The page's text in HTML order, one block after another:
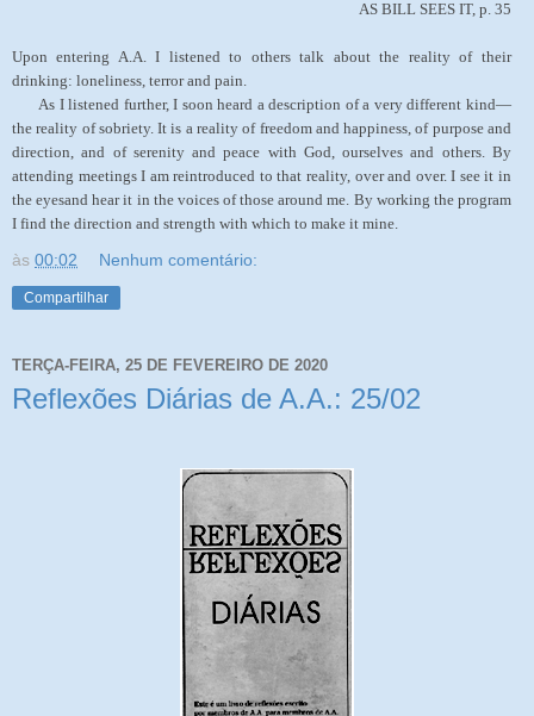
AS BILL SEES IT, p. 35
Upon entering A.A. I listened to others talk about the reality of their
drinking: loneliness, terror and pain.
As I listened further, I soon heard a description of a very different kind—
the reality of sobriety. It is a reality of freedom and happiness, of purpose and
direction, and of serenity and peace with God, ourselves and others. By
attending meetings I am reintroduced to that reality, over and over. I see it in
the eyesand hear it in the voices of those around me. By working the program
I find the direction and strength with which to make it mine.
às 00:02 Nenhum comentário:
Compartilhar
TERÇA-FEIRA, 25 DE FEVEREIRO DE 2020
Reflexões Diárias de A.A.: 25/02